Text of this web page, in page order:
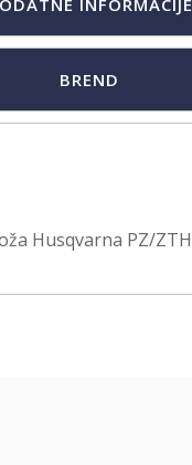
INFORMACIJE
BREND
Husqvarna PZ/ZTH